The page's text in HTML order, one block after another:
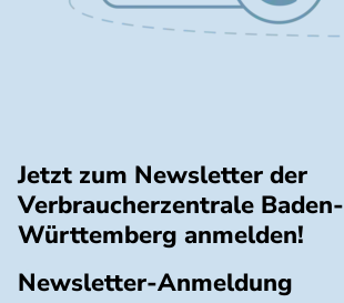
Jetzt zum Newsletter der
Verbraucherzentrale Baden-
Württemberg anmelden!
Newsletter-Anmeldung